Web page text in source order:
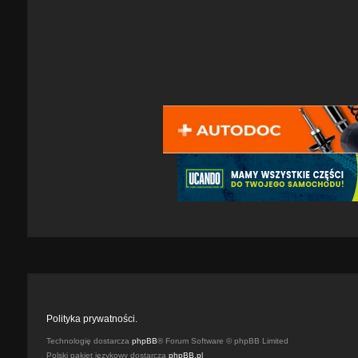
Polityka prywatności.
Technologię dostarcza phpBB® Forum Software © phpBB Limited
Polski pakiet językowy dostarcza phpBB.pl